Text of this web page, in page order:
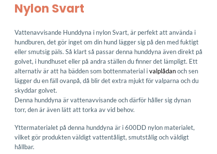
Nylon Svart
Vattenavvisande Hunddyna i nylon Svart, är perfekt att använda i
hundburen, det gör inget om din hund lägger sig på den med fuktigt
eller smutsig päls. Så klart så passar denna hunddyna även direkt på
golvet, i hundhuset eller på andra ställen du finner det lämpligt. Ett
alternativ är att ha bädden som bottenmaterial ivalplådanoch sen
lägger du en fäll ovanpå, då blir det extra mjukt för valparna och du
skyddar golvet.
Denna hunddyna är vattenavvisande och därför håller sig dynan
torr, den är även lätt att torka av vid behov.
Yttermaterialet på denna hunddyna är i 600DD nylon materialet,
vilket gör produkten väldigt vattentåligt, smutstålig och väldigt
hållbar.